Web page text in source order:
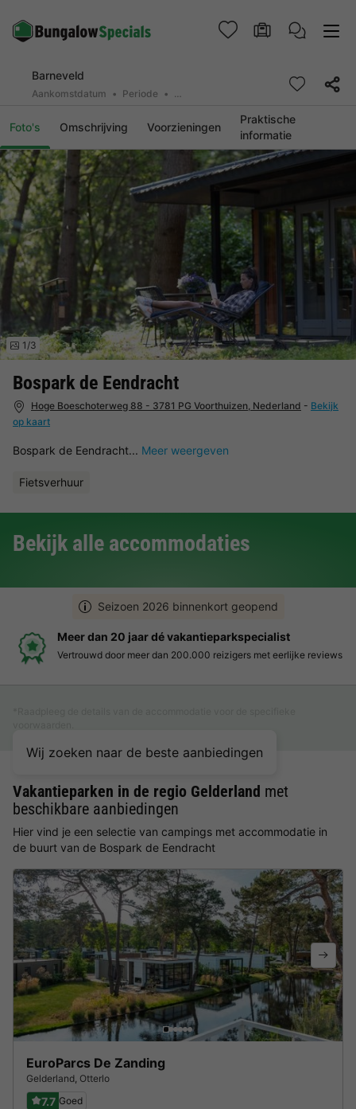
Barneveld
Aankomstdatum Periode 2 personen, 0 huisdier
Foto's Omschrijving Voorzieningen
Praktische
informatie
Bospark de Eendracht
Hoge Boeschoterweg 88 - 3781 PG Voorthuizen, Nederland - Bekijk
op kaart
1/3
Bospark de Eendracht... Meer weergeven
Fietsverhuur
Bekijk alle accommodaties
Seizoen 2026 binnenkort geopend
Meer dan 20 jaar dé vakantieparkspecialist
Vertrouwd door meer dan 200.000 reizigers met eerlijke reviews
Wij zoeken naar de beste aanbiedingen
Vakantieparken in de regio Gelderland met
beschikbare aanbiedingen
Hier vind je een selectie van campings met accommodatie in
de buurt van de Bospark de Eendracht
EuroParcs De Zanding
Gelderland, Otterlo
7.7 Goed